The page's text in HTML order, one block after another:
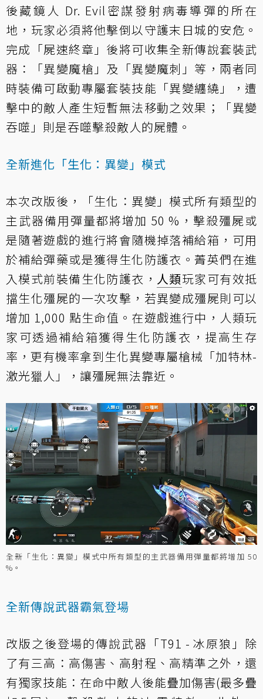
後藏鏡人 Dr. Evil密謀發射病毒導彈的所在
地，玩家必須將他擊倒以守護末日城的安危。
完成「屍速終章」後將可收集全新傳說套裝武
器：「異變魔槍」及「異變魔刺」等，兩者同
時裝備可啟動專屬套裝技能「異變纏繞」，遭
擊中的敵人產生短暫無法移動之效果；「異變
吞噬」則是吞噬擊殺敵人的屍體。
全新進化「生化：異變」模式
本次改版後，「生化：異變」模式所有類型的
主武器備用彈量都將增加 50 %，擊殺殭屍或
是隨著遊戲的進行將會隨機掉落補給箱，可用
於補給彈藥或是獲得生化防護衣。菁英們在進
入模式前裝備生化防護衣， 人類玩家可有效抵
擋生化殭屍的一次攻擊，若異變成殭屍則可以
增加 1,000 點生命值。在遊戲進行中，人類玩
家可透過補給箱獲得生化防護衣，提高生存
率，更有機率拿到生化異變專屬槍械「加特林-
激光獵人」，讓殭屍無法靠近。
全新「生化：異變」模式中所有類型的主武器備用彈量都將增加 50
%。
全新傳說武器霸氣登場
改版之後登場的傳說武器「T91 - 冰原狼」除
了有三高：高傷害、高射程、高精準之外，還
有獨家技能：在命中敵人後能疊加傷害(最多疊